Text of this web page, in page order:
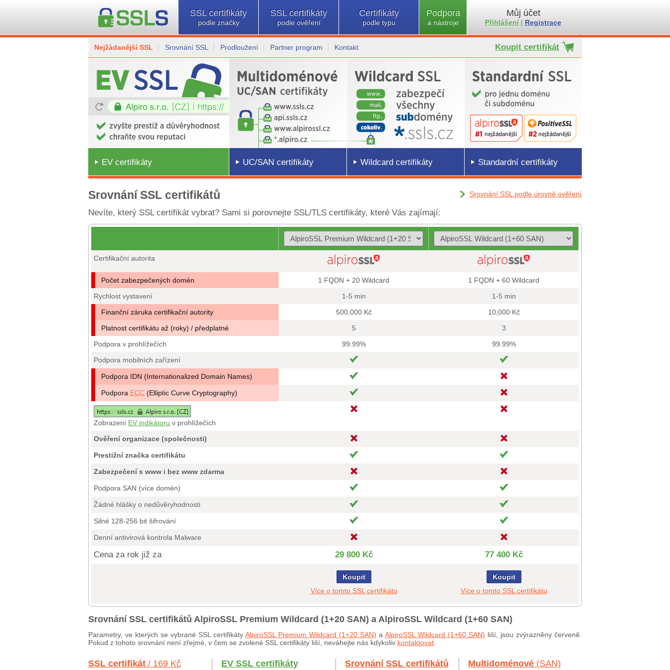
SSL certifikáty
podle značky
SSL certifikáty
podle ověření
Certifikáty
podle typu
Podpora
a nástroje
Můj účet
Přihlášení| Registrace
Nejžádanější SSL Srovnání SSL Prodloužení Partner program Kontakt Koupit certifikát
EV certifikáty UC/SAN certifikáty Wildcard certifikáty Standardní certifikáty
Srovnání SSL certifikátů Srovnání SSL podle úrovně ověření
Nevíte, který SSL certifikát vybrat? Sami si porovnejte SSL/TLS certifikáty, které Vás zajímají:
Certifikační autorita
Počet zabezpečených domén 1 FQDN + 20 Wildcard
1 FQDN + 60 Wildcard
Rychlost vystavení
1-5 min
1-5 min
Finanční záruka certifikační autority
500,000 Kč
10,000 Kč
Platnost certifikátu až (roky) / předplatné
5
3
Podpora v prohlížečích
99.99%
99.99%
Podpora mobilních zařízení
Podpora IDN (Internationalized Domain Names)
Podpora ECC (Elliptic Curve Cryptography)
Zobrazení EV indikátoru v prohlížečích
Ověření organizace (společnosti)
Prestižní značka certifikátu
Zabezpečení s www i bez www zdarma
Podpora SAN (více domén)
Žádné hlášky o nedůvěryhodnosti
Silné 128-256 bit šifrování
Denní antivirová kontrola Malware
Cena za rok již za 29 800 Kč 77 400 Kč
Koupit
Více o tomto SSL certifikátu
Koupit
Více o tomto SSL certifikátu
Srovnání SSL certifikátů AlpiroSSL Premium Wildcard (1+20 SAN) a AlpiroSSL Wildcard (1+60 SAN)
Parametry, ve kterých se vybrané SSL certifikáty AlpiroSSL Premium Wildcard (1+20 SAN) a AlpiroSSL Wildcard (1+60 SAN) liší, jsou zvýrazněny červeně.
Pokud z tohoto srovnání není zřejmé, v čem se zvolené SSL certifikáty liší, neváhejte nás kdykoliv kontaktovat
SSL certifikát / 169 Kč EV SSL certifikáty Srovnání SSL certifikátů Multidoménové (SAN)